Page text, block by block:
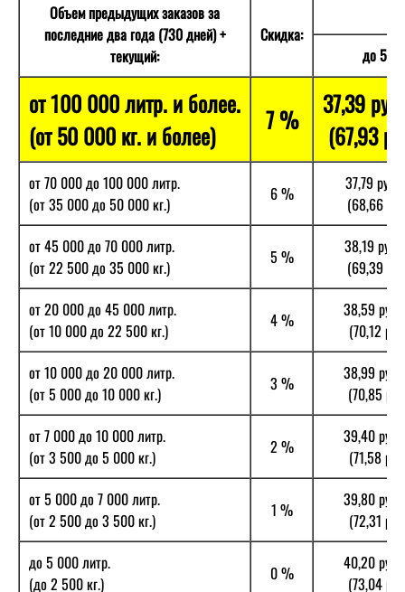
Объем предыдущих заказов за
последние два года (730 дней) +
текущий:
Скидка:
до 50
от 100 000 литр. и более.
(от 50 000 кг. и более)
7 %
37,39
(67,93
от 70 000 до 100 000 литр.
(от 35 000 до 50 000 кг.)
6 %
37,79
(68,66
от 45 000 до 70 000 литр.
(от 22 500 до 35 000 кг.)
5 %
38,19
(69,39
от 20 000 до 45 000 литр.
(от 10 000 до 22 500 кг.)
4 %
38,59
(70,12
от 10 000 до 20 000 литр.
(от 5 000 до 10 000 кг.)
3 %
38,99
(70,85
от 7 000 до 10 000 литр.
(от 3 500 до 5 000 кг.)
2 %
39,40
(71,58
от 5 000 до 7 000 литр.
(от 2 500 до 3 500 кг.)
1 %
39,80
(72,31
до 5 000 литр.
(до 2 500 кг.)
0 %
40,20
(73,04